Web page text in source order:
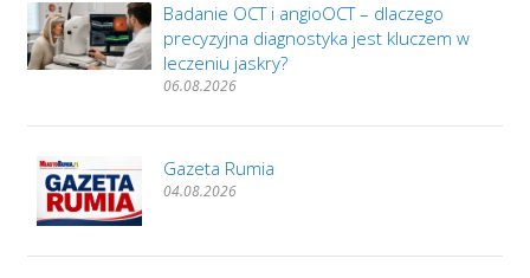
Badanie OCT i angioOCT – dlaczego
precyzyjna diagnostyka jest kluczem w
leczeniu jaskry?
06.08.2026
Gazeta Rumia
04.08.2026